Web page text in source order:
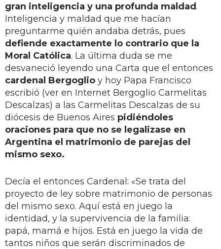
gran inteligencia y una profunda maldad.
Inteligencia y maldad que me hacían
preguntarme quién andaba detrás, pues
defiende exactamente lo contrario que la
Moral Católica. La última duda se me
desvaneció leyendo una Carta que el entonces
cardenal Bergoglio y hoy Papa Francisco
escribió (ver en Internet Bergoglio Carmelitas
Descalzas) a las Carmelitas Descalzas de su
diócesis de Buenos Aires pidiéndoles
oraciones para que no se legalizase en
Argentina el matrimonio de parejas del
mismo sexo.
Decía el entonces Cardenal: «Se trata del
proyecto de ley sobre matrimonio de personas
del mismo sexo. Aquí está en juego la
identidad, y la supervivencia de la familia:
papá, mamá e hijos. Está en juego la vida de
tantos niños que serán discriminados de